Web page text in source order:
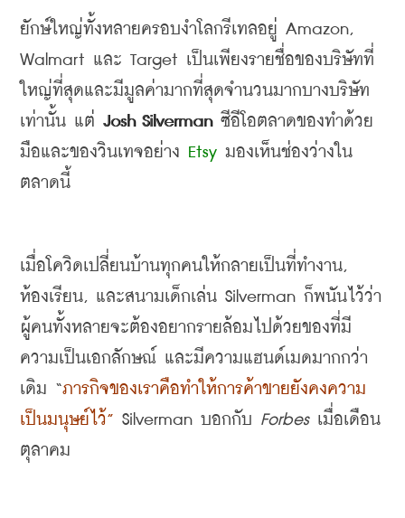
ยักษ์ใหญ่ทั้งหลายครอบงำโลกรีเทลอยู่ Amazon,
Walmart และ Target เป็นเพียงรายชื่อของบริษัทที่
ใหญ่ที่สุดและมีมูลค่ามากที่สุดจำนวนมากบางบริษัท
เท่านั้น แต่ Josh Silverman ซีอีโอตลาดของทำด้วย
มือและของวินเทจอย่าง Etsy มองเห็นช่องว่างใน
ตลาดนี้
เมื่อโควิดเปลี่ยนบ้านทุกคนให้กลายเป็นที่ทำงาน
ห้องเรียน, และสนามเด็กเล่น Silverman ก็พนันไว้ว่า
ผู้คนทั้งหลายจะต้องอยากรายล้อมไปด้วยของที่มี
ความเป็นเอกลักษณ์ และมีความแฮนด์เมดมากกว่า
เดิม “ภารกิจของเราคือทำให้การค้าขายยังคงความ
เป็นมนุษย์ไว้” Silverman บอกกับ Forbes เมื่อเดือน
ตุลาคม